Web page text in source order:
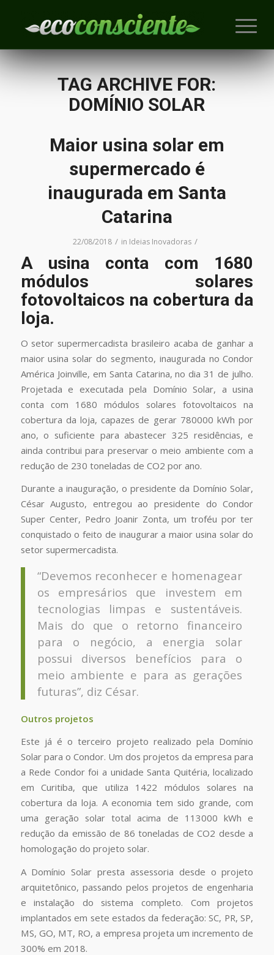
TAG ARCHIVE FOR:
DOMÍNIO SOLAR
Maior usina solar em
supermercado é
inaugurada em Santa
Catarina
22/08/2018 / in Ideias Inovadoras /
A usina conta com 1680
módulos solares
fotovoltaicos na cobertura da
loja.
O setor supermercadista brasileiro acaba de ganhar a
maior usina solar do segmento, inaugurada no Condor
América Joinville, em Santa Catarina, no dia 31 de julho.
Projetada e executada pela Domínio Solar, a usina
conta com 1680 módulos solares fotovoltaicos na
cobertura da loja, capazes de gerar 780000 kWh por
ano, o suficiente para abastecer 325 residências, e
ainda contribui para preservar o meio ambiente com a
redução de 230 toneladas de CO2 por ano.
Durante a inauguração, o presidente da Domínio Solar,
César Augusto, entregou ao presidente do Condor
Super Center, Pedro Joanir Zonta, um troféu por ter
conquistado o feito de inaugurar a maior usina solar do
setor supermercadista.
“Devemos reconhecer e homenagear
os empresários que investem em
tecnologias limpas e sustentáveis.
Mais do que o retorno financeiro
para o negócio, a energia solar
possui diversos benefícios para o
meio ambiente e para as gerações
futuras”, diz César.
Outros projetos
Este já é o terceiro projeto realizado pela Domínio
Solar para o Condor. Um dos projetos da empresa para
a Rede Condor foi a unidade Santa Quitéria, localizado
em Curitiba, que utiliza 1422 módulos solares na
cobertura da loja. A economia tem sido grande, com
uma geração solar total acima de 113000 kWh e
redução da emissão de 86 toneladas de CO2 desde a
homologação do projeto solar.
A Domínio Solar presta assessoria desde o projeto
arquitetônico, passando pelos projetos de engenharia
e instalação do sistema completo. Com projetos
implantados em sete estados da federação: SC, PR, SP,
MS, GO, MT, RO, a empresa projeta um incremento de
300% em 2018.